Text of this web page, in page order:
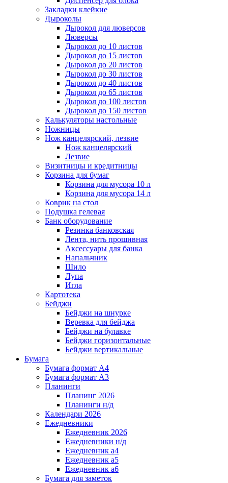
Закладки клейкие
Дыроколы
Дырокол для люверсов
Люверсы
Дырокол до 10 листов
Дырокол до 15 листов
Дырокол до 20 листов
Дырокол до 30 листов
Дырокол до 40 листов
Дырокол до 65 листов
Дырокол до 100 листов
Дырокол до 150 листов
Калькуляторы настольные
Ножницы
Нож канцелярский, лезвие
Нож канцелярский
Лезвие
Визитницы и кредитницы
Корзина для бумаг
Корзина для мусора 10 л
Корзина для мусора 14 л
Коврик на стол
Подушка гелевая
Банк оборудование
Резинка банковская
Лента, нить прошивная
Аксессуары для банка
Напальчник
Шило
Лупа
Игла
Картотека
Бейджи
Бейджи на шнурке
Веревка для бейджа
Бейджи на булавке
Бейджи горизонтальные
Бейджи вертикальные
Бумага
Бумага формат А4
Бумага формат А3
Планинги
Планинг 2026
Планинги н/д
Календари 2026
Ежедневники
Ежедневник 2026
Ежедневники н/д
Ежедневник а4
Ежедневник а5
Ежедневник а6
Бумага для заметок